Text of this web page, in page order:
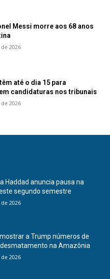
Messi morre aos 68 anos
2026
até o dia 15 para
candidaturas nos tribunais
2026
Haddad anuncia pausa na
segundo semestre
2026
a Trump números de
na Amazônia
2026